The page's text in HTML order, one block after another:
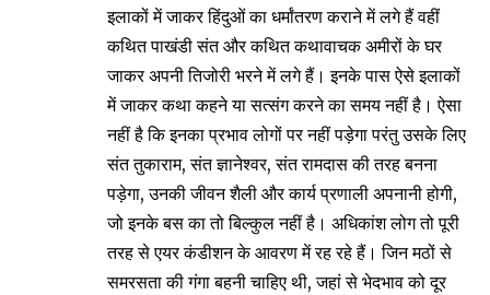
इलाकों में जाकर हिंदुओं का धर्मांतरण कराने में लगे हैं वहीं
कथित पाखंडी संत और कथित कथावाचक अमीरों के घर
जाकर अपनी तिजोरी भरने में लगे हैं। इनके पास ऐसे इलाकों
में जाकर कथा कहने या सत्संग करने का समय नहीं है। ऐसा
नहीं है कि इनका प्रभाव लोगों पर नहीं पड़ेगा परंतु उसके लिए
संत तुकाराम, संत ज्ञानेश्वर, संत रामदास की तरह बनना
पड़ेगा, उनकी जीवन शैली और कार्य प्रणाली अपनानी होगी,
जो इनके बस का तो बिल्कुल नहीं है। अधिकांश लोग तो पूरी
तरह से एयर कंडीशन के आवरण में रह रहे हैं। जिन मठों से
समरसता की गंगा बहनी चाहिए थी, जहां से भेदभाव को दूर